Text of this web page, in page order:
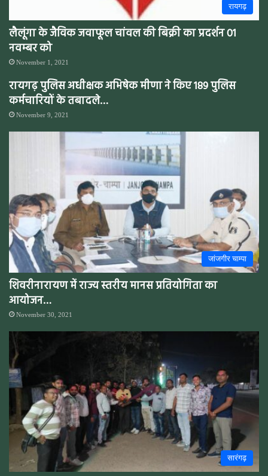
रायगढ़
लैलूंगा के जैविक जवाफूल चांवल की बिक्री का प्रदर्शन 01
नवम्बर को
November 1, 2021
रायगढ़ पुलिस अधीक्षक अभिषेक मीणा ने किए 189 पुलिस
कर्मचारियों के तबादले…
November 9, 2021
जांजगीर चाम्पा
शिवरीनारायण में राज्य स्तरीय मानस प्रतियोगिता का
आयोजन…
November 30, 2021
सारंगढ़